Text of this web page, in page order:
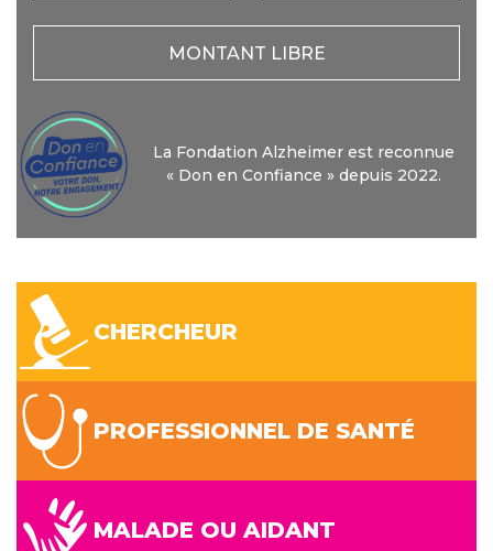
MONTANT LIBRE
La Fondation Alzheimer est reconnue
« Don en Confiance » depuis 2022.
CHERCHEUR
PROFESSIONNEL DE SANTÉ
MALADE OU AIDANT